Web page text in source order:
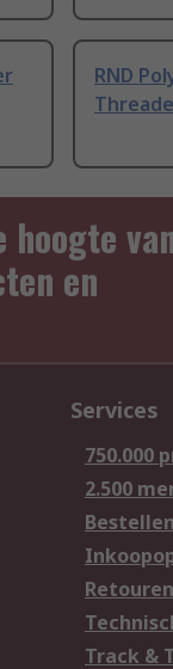
RND
hoogte
en
Services
750.000
2.500
Bestellen
Retouren
Track &